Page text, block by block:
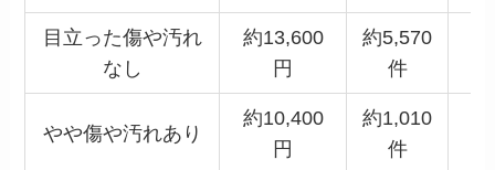
目立った傷や汚れ
なし
約13,600
円
約5,570
件
やや傷や汚れあり
約10,400
円
約1,010
件